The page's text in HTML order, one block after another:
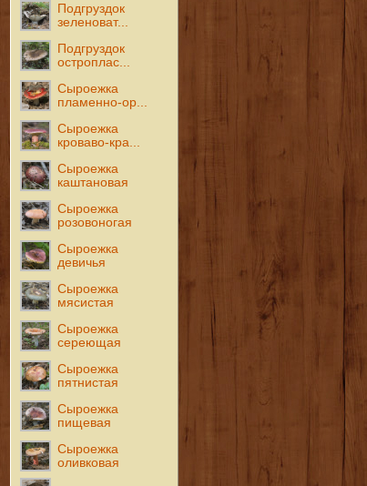
Подгруздок
зеленоват...
Подгруздок
остроплас...
Сыроежка
пламенно-ор...
Сыроежка
кроваво-кра...
Сыроежка
каштановая
Сыроежка
розовоногая
Сыроежка
девичья
Сыроежка
мясистая
Сыроежка
сереющая
Сыроежка
пятнистая
Сыроежка
пищевая
Сыроежка
оливковая